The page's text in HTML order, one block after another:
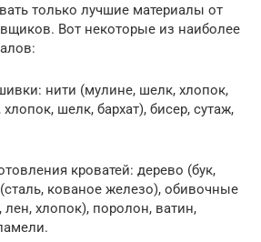
только лучшие материалы от
Вот некоторые из наиболее
нити (мулине, шелк, хлопок,
шелк, бархат), бисер, сутаж,
кроватей: дерево (бук,
кованое железо), обивочные
лен, хлопок), поролон, ватин,